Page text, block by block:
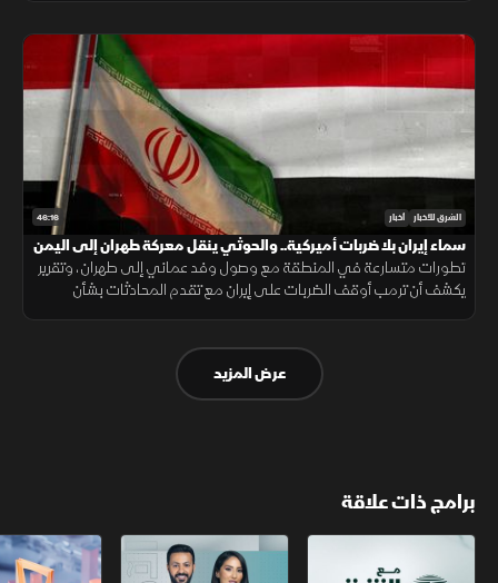
46:16 الشرق للأخبار أخبار
سماء إيران بلا ضربات أميركية.. والحوثي ينقل معركة طهران إلى اليمن
تطورات متسارعة في المنطقة مع وصول وفد عماني إلى طهران، وتقرير
يكشف أن ترمب أوقف الضربات على إيران مع تقدم المحادثات بشأن
عرض المزيد
برامج ذات علاقة
مع الشرق الأوسط الخبر الآخر أخبار الشرق